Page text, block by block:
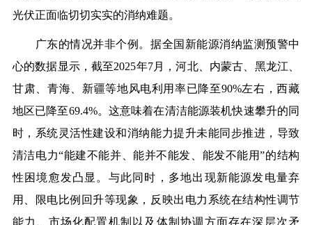
光伏正面临切切实实的消纳难题。
广东的情况并非个例。据全国新能源消纳监测预警中
心的数据显示，截至2025年7月，河北、内蒙古、黑龙江、
甘肃、青海、新疆等地风电利用率已降至90%左右，西藏
地区已降至69.4%。这意味着在清洁能源装机快速攀升的同
时，系统灵活性建设和消纳能力提升未能同步推进，导致
清洁电力“能建不能并、能并不能发、能发不能用”的结构
性困境愈发凸显。与此同时，多地出现新能源发电量弃
用、限电比例回升等现象，反映出电力系统在结构性调节
能力、市场化配置机制以及体制协调方面存在深层次矛